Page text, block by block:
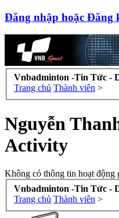
Đăng nhập hoặc Đăng
Vnbadminton -Tin Tức -
Trang chủ Thành viên >
Nguyễn
Activity
Không có thông tin hoạt động
Vnbadminton -Tin Tức -
Trang chủ Thành viên >